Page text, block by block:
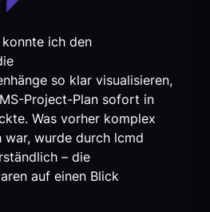
ich den
so klar visualisieren,
Project-Plan sofort in
Was vorher komplex
war, wurde durch lcmd
– die
auf einen Blick